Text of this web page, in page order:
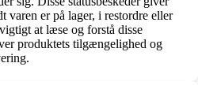
er på lager, i restordre eller
at læse og forstå disse
produktets tilgængelighed og